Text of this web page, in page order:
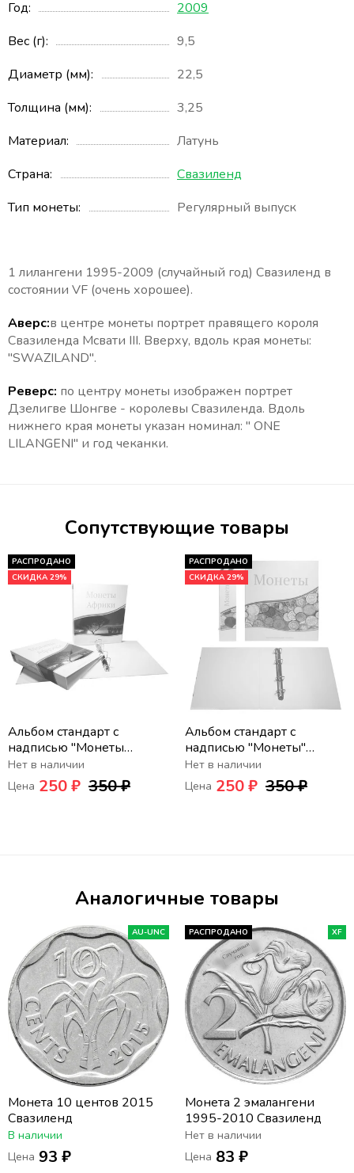
Год
2009
Вес (г)
9,5
Диаметр (мм)
22,5
Толщина (мм)
3,25
Материал
Латунь
Страна
Свазиленд
Тип монеты
Регулярный выпуск
1 лилангени 1995-2009 (случайный год) Свазиленд в
состоянии VF (очень хорошее).
Аверс:в центре монеты портрет правящего короля
Свазиленда Мсвати III. Вверху, вдоль края монеты:
"SWAZILAND".
Реверс: по центру монеты изображен портрет
Дзелигве Шонгве - королевы Свазиленда. Вдоль
нижнего края монеты указан номинал: " ONE
LILANGENI" и год чеканки.
Сопутствующие товары
РАСПРОДАНО
СКИДКА 29%
Альбом стандарт с
надписью "Монеты
Африки" формат Optima
Нет в наличии
Цена 250 ₽ 350 ₽
РАСПРОДАНО
СКИДКА 29%
Альбом стандарт с
надписью "Монеты"
формат Optima
Нет в наличии
Цена 250 ₽ 350 ₽
Аналогичные товары
AU-UNC
Монета 10 центов 2015
Свазиленд
В наличии
Цена 93 ₽
РАСПРОДАНО XF
Монета 2 эмалангени
1995-2010 Свазиленд
Нет в наличии
Цена 83 ₽